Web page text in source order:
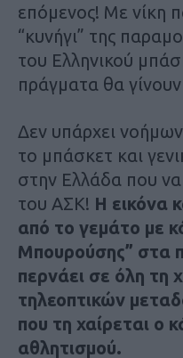
επόμενος! Με νίκη
“κυνήγι” της
του Ελληνικού
πράγματα θα
Δεν υπάρχει
το μπάσκετ και
στην Ελλάδα που
του ΑΣΚ! Η εικόνα
από το γεμάτο με
Μπουρούσης” στα
περνάει σε όλη
τηλεοπτικών
που τη χαίρεται ο
αθλητισμού.